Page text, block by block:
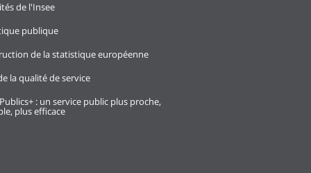
de l'Insee
publique
de la statistique européenne
la qualité de service
: un service public plus proche,
plus efficace